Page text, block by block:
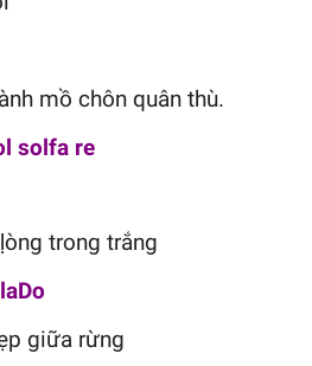
mồ chôn quân thù.
solfa re
trong trắng
giữa rừng